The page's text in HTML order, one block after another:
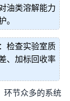
油类溶解能力
。
检查实验室质
、加标回收率
环节众多的系统